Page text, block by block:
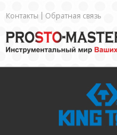
Контакты Обратная связь